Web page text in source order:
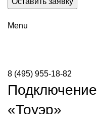
Menu
8 (495) 955-18-82
«Тоуэр»